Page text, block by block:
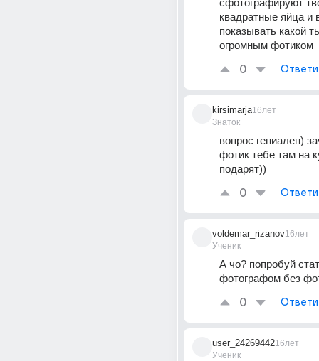
сфотографируют
квадратные яйца и
показывать какой
огромным фотиком
0
kirsimarja
Знаток
16лет
вопрос гениален)
фотик тебе там на
подарят))
0
voldemar_rizanov
Ученик
16лет
А чо? попробуй
фотографом без
0
user_24269442
Ученик
16лет